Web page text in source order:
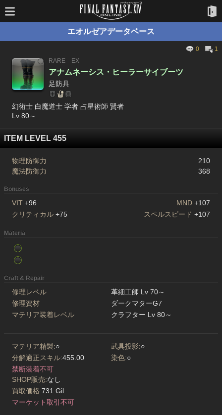
エオルゼアデータベース
0
1
RARE
EX
アナムネーシス・ヒーラーサイブーツ
足防具
幻術士 白魔道士 学者 占星術師 賢者
Lv 80～
ITEM LEVEL 455
物理防御力
210
魔法防御力
368
Bonuses
VIT +96 MND +107
クリティカル +75 スペルスピード +107
Materia
Craft & Repair
修理レベル
革細工師 Lv 70～
修理資材
ダークマターG7
マテリア装着レベル
クラフター Lv 80～
マテリア精製:○ 武具投影:○
分解適正スキル:455.00 染色:○
禁断装着不可
SHOP販売:なし
買取価格:731 Gil
マーケット取引不可